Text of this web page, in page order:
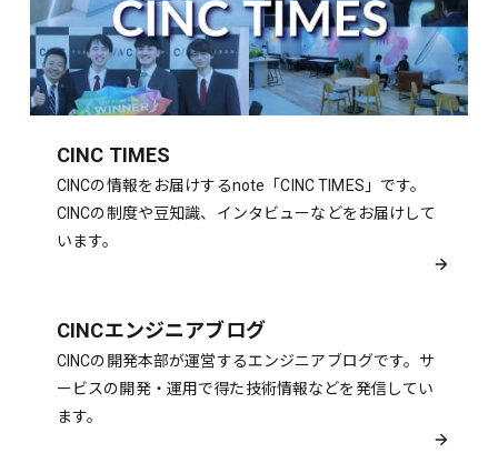
CINC TIMES
CINCの情報をお届けするnote「CINC TIMES」です。
CINCの制度や豆知識、インタビューなどをお届けして
います。
CINCエンジニアブログ
CINCの開発本部が運営するエンジニアブログです。サ
ービスの開発・運用で得た技術情報などを発信してい
ます。